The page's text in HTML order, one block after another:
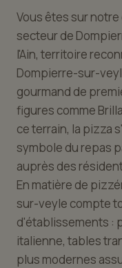
Vous êtes sur
secteur de
l'Ain, territoire
Dompierre-sur-
gourmand de
figures comme
ce terrain, la pizza
symbole du repas
auprès des
En matière de
sur-veyle compte
d'établissements :
italienne, tables
plus modernes